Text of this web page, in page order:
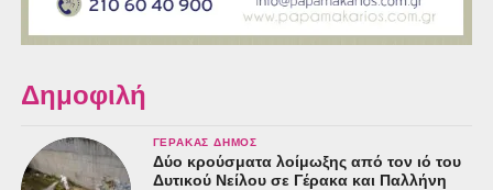
Δημοφιλή
ΓΈΡΑΚΑΣ ΔΉΜΟΣ
Δύο κρούσματα λοίμωξης από τον ιό του
Δυτικού Νείλου σε Γέρακα και Παλλήνη